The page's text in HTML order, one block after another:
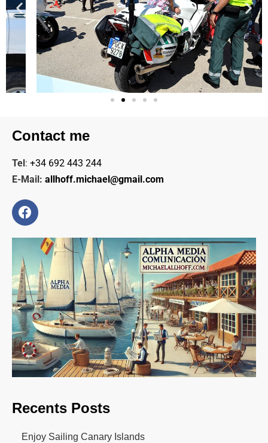
Contact me
Tel : +34 692 443 244
E-Mail: allhoff.michael@gmail.com
Recents Posts
Enjoy Sailing Canary Islands